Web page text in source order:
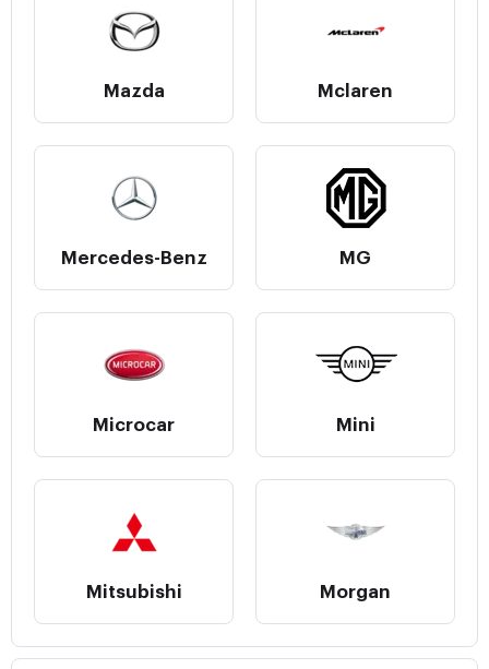
Mazda Mclaren
Mercedes-Benz MG
Microcar Mini
Mitsubishi Morgan